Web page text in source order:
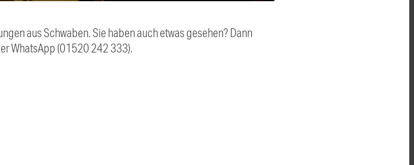
aus Schwaben. Sie haben auch etwas gesehen? Dann
WhatsApp (01520 242 333).